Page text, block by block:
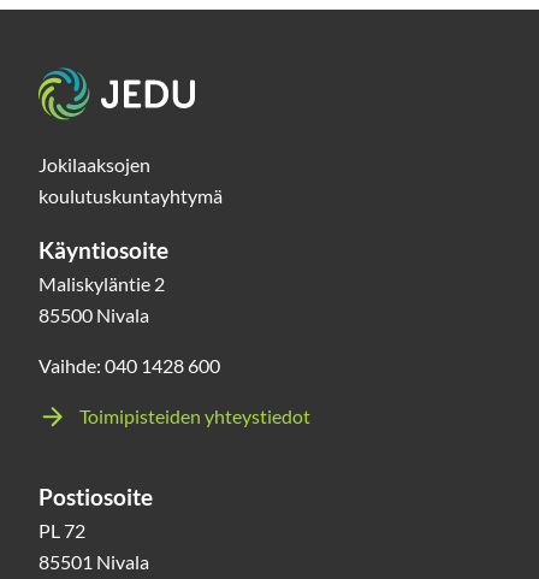
Etusivu
Jokilaaksojen
koulutuskuntayhtymä
Käyntiosoite
Maliskyläntie 2
85500 Nivala
Vaihde: 040 1428 600
Toimipisteiden yhteystiedot
Postiosoite
PL 72
85501 Nivala